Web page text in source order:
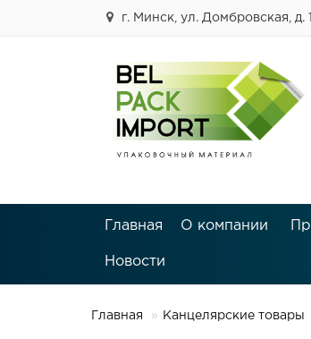
г. Минск, ул. Домбровская, д.
Главная О компании
Новости
Главная Канцелярские товары